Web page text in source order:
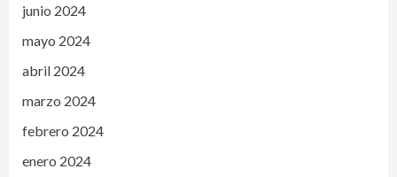
junio 2024
mayo 2024
abril 2024
marzo 2024
febrero 2024
enero 2024